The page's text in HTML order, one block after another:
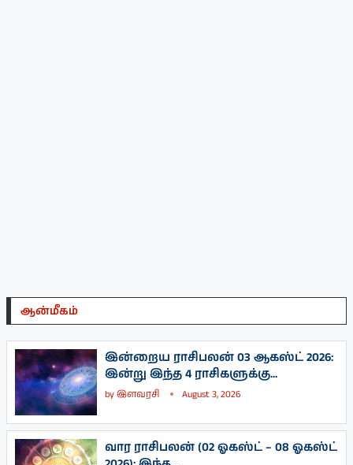
ஆன்மீகம்
இன்றைய ராசிபலன் 03 ஆகஸ்ட் 2026:
இன்று இந்த 4 ராசிகளுக்கு...
byஇளவரசி August 3, 2026
வார ராசிபலன் (02 ஓகஸ்ட் – 08 ஓகஸ்ட்